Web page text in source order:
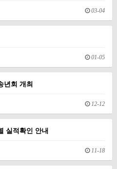
03-04
01-05
년회 개최
12-12
실적확인 안내
11-18